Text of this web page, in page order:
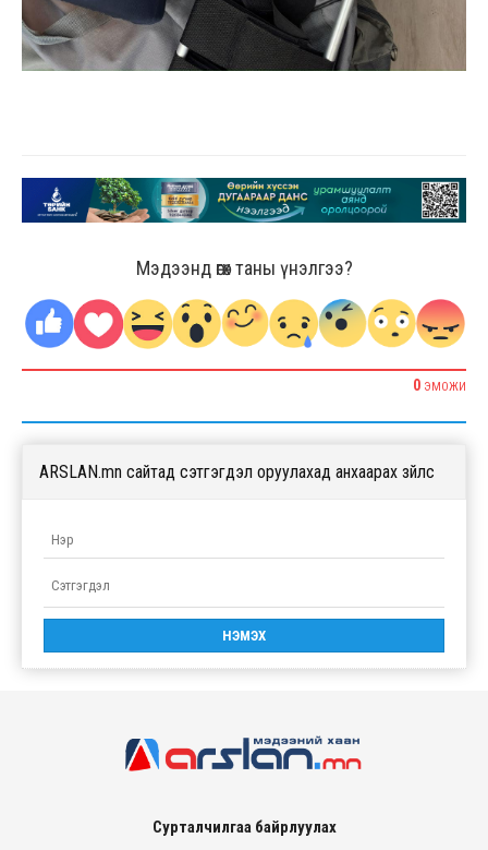
Мэдээнд өгөх таны үнэлгээ?
0 ЭМОЖИ
ARSLAN.mn сайтад сэтгэгдэл оруулахад анхаарах зүйлс
Сурталчилгаа байрлуулах